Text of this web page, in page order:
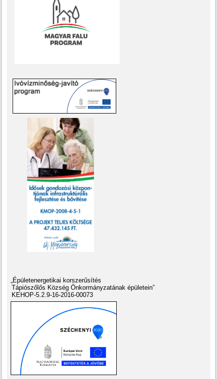
„Épületenergetikai korszerűsítés
Tápiószőlős Község Önkormányzatának épületein”
KEHOP-5.2.9-16-2016-00073